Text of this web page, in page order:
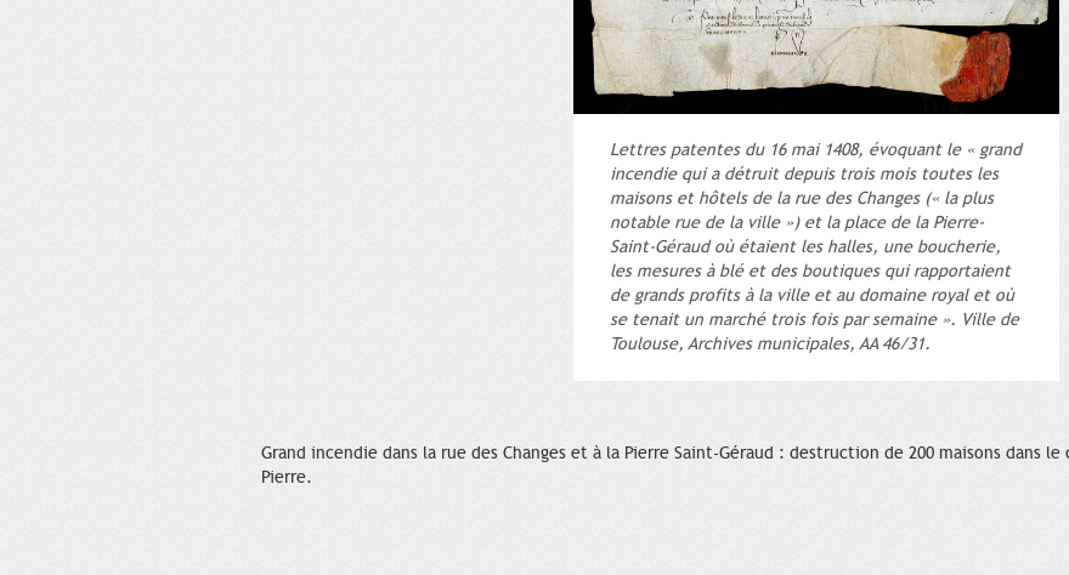
Lettres patentes du 16 mai 1408, évoquant le « grand
incendie qui a détruit depuis trois mois toutes les
maisons et hôtels de la rue des Changes (« la plus
notable rue de la ville ») et la place de la Pierre-
Saint-Géraud où étaient les halles, une boucherie,
les mesures à blé et des boutiques qui rapportaient
de grands profits à la ville et au domaine royal et où
se tenait un marché trois fois par semaine ». Ville de
Toulouse, Archives municipales, AA 46/31.
Grand incendie dans la rue des Changes et à la Pierre Saint-Géraud : destruction de 200 maisons dans
Pierre.